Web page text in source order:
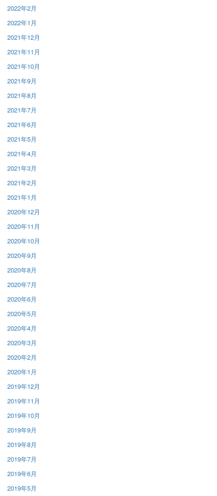
2022年2月
2022年1月
2021年12月
2021年11月
2021年10月
2021年9月
2021年8月
2021年7月
2021年6月
2021年5月
2021年4月
2021年3月
2021年2月
2021年1月
2020年12月
2020年11月
2020年10月
2020年9月
2020年8月
2020年7月
2020年6月
2020年5月
2020年4月
2020年3月
2020年2月
2020年1月
2019年12月
2019年11月
2019年10月
2019年9月
2019年8月
2019年7月
2019年6月
2019年5月